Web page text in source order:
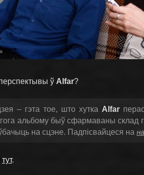
ў Alfar?
– гэта тое, што хутка Alfar
альбому быў сфармаваны склад
на сцэне. Падпісвайцеся на
тут.